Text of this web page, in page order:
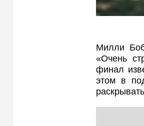
Милли
«Очень
финал
этом в